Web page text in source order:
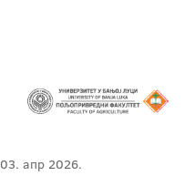
03. апр 2026.